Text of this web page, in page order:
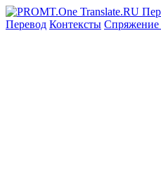
Перевод Контексты Спряжение